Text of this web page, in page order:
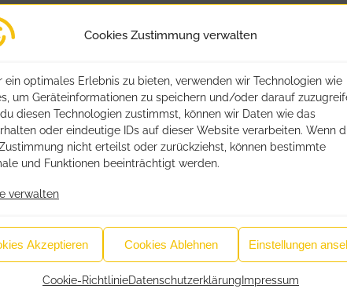
Cookies Zustimmung verwalten
ein optimales Erlebnis zu bieten, verwenden wir Technologien wie
um Geräteinformationen zu speichern und/oder darauf
diesen Technologien zustimmst, können wir Daten wie das
oder eindeutige IDs auf dieser Website verarbeiten. Wenn
nicht erteilst oder zurückziehst, können bestimmte
und Funktionen beeinträchtigt werden.
verwalten
Akzeptieren Cookies Ablehnen Einstellungen
Cookie-RichtlinieDatenschutzerklärung Impressum